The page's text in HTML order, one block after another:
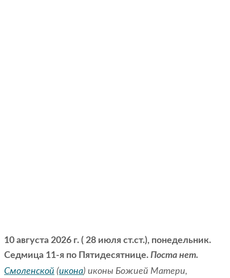
10 августа 2026 г. ( 28 июля ст.ст.), понедельник.
Седмица 11-я по Пятидесятнице. Поста нет.
Смоленской (икона) иконы Божией Матери,